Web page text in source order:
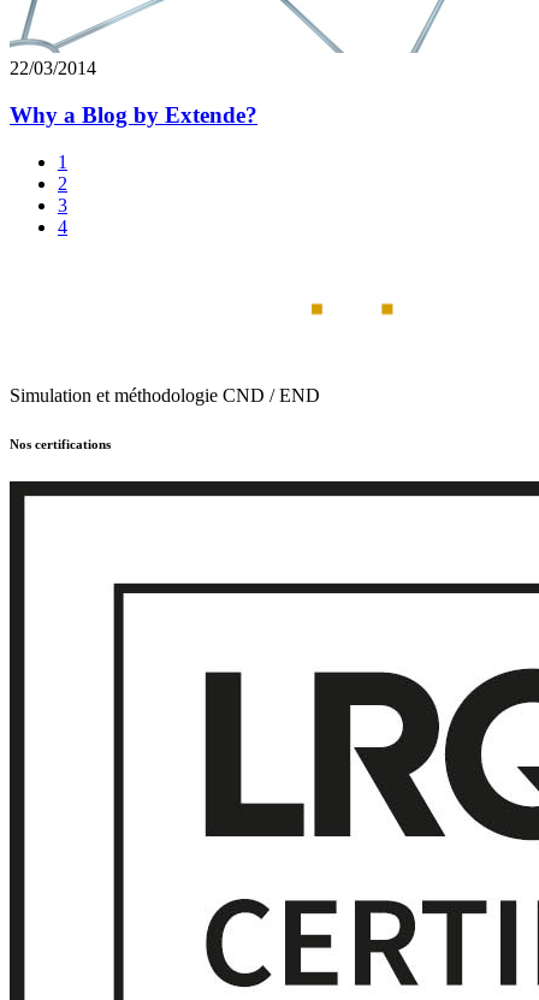
22/03/2014
Why a Blog by Extende?
1
2
3
4
Simulation et méthodologie CND / END
Nos certifications